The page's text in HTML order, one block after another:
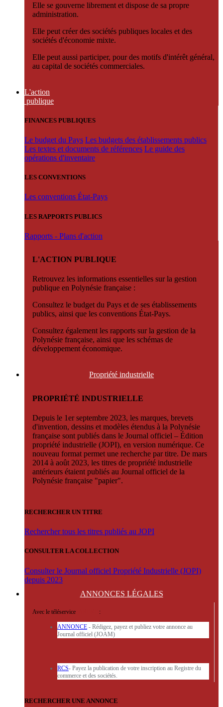
Elle se gouverne librement et dispose de sa propre
administration.
Elle peut créer des sociétés publiques locales et des
sociétés d'économie mixte.
Elle peut aussi participer, pour des motifs d'intérêt général,
au capital de sociétés commerciales.
L'action
publique
FINANCES PUBLIQUES
Le budget du Pays Les budgets des établissements publics
Les textes et documents de références Le guide des
opérations d'inventaire
LES CONVENTIONS
Les conventions État-Pays
LES RAPPORTS PUBLICS
Rapports - Plans d'action
L'ACTION PUBLIQUE
Retrouvez les informations essentielles sur la gestion
publique en Polynésie française :
Consultez le budget du Pays et de ses établissements
publics, ainsi que les conventions État-Pays.
Consultez également les rapports sur la gestion de la
Polynésie française, ainsi que les schémas de
développement économique.
Propriété industrielle
PROPRIÉTÉ INDUSTRIELLE
Depuis le 1er septembre 2023, les marques, brevets
d'invention, dessins et modèles étendus à la Polynésie
française sont publiés dans le Journal officiel – Édition
propriété industrielle (JOPI), en version numérique. Ce
nouveau format permet une recherche par titre. De mars
2014 à août 2023, les titres de propriété industrielle
antérieurs étaient publiés au Journal officiel de la
Polynésie française "papier".
RECHERCHER UN TITRE
Rechercher tous les titres publiés au JOPI
CONSULTER LA COLLECTION
Consulter le Journal officiel Propriété Industrielle (JOPI)
depuis 2023
ANNONCES LÉGALES
Avec le téléservice :
ANNONCE - Rédigez, payez et publiez votre annonce au
Journal officiel (JOAM)
RCS- Payez la publication de votre inscription au Registre du
commerce et des sociétés.
RECHERCHER UNE ANNONCE